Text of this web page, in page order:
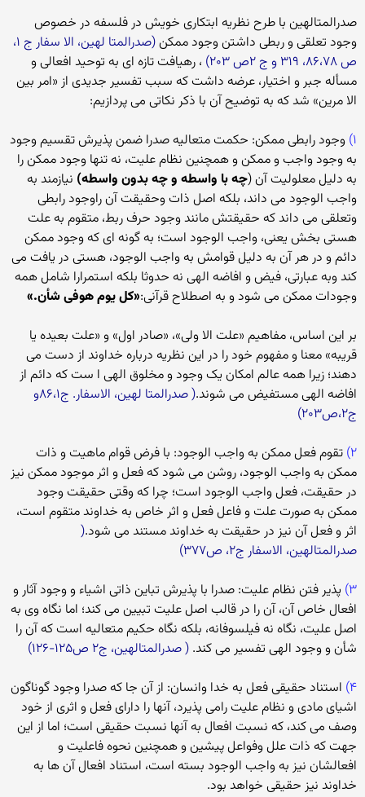
صدرالمتالهین با طرح نظریه ابتکاری خویش در فلسفه در خصوص
وجود تعلقی و ربطی داشتن وجود ممکن
(صدرالمتا لهین، الا سفار ج ۱،
ص ۸۶،۷۸، ۳۱۹ و ج ۲ص ۲۰۳)
، رهیافت تازه ای به توحید افعالی و
مسأله جبر و اختیار، عرضه داشت که سبب تفسیر جدیدی از «امر بین
الا مرین» شد که به توضیح آن با ذکر نکاتی می پردازیم:
۱) وجود رابطی ممکن: حکمت متعالیه صدرا ضمن پذیرش تقسیم وجود
به وجود واجب و ممکن و همچنین نظام علیت، نه تنها وجود ممکن را
به دلیل معلولیت آن (چه با واسطه و چه بدون واسطه) نیازمند به
واجب الوجود می داند، بلکه اصل ذات وحقیقت آن راوجود رابطی
وتعلقی می داند که حقیقتش مانند وجود حرف ربط، متقوم به علت
هستی بخش یعنی، واجب الوجود است؛ به گونه ای که وجود ممکن
دائم و در هر آن به دلیل قوامش به واجب الوجود، هستی در یافت می
کند وبه عبارتی، فیض و افاضه الهی نه حدوثا بلکه استمرارا شامل همه
وجودات ممکن می شود و به اصطلاح قرآنی:«کل یوم هوفی شأن.»
بر این اساس، مفاهیم «علت الا ولی»، «صادر اول» و «علت بعیده یا
قریبه» معنا و مفهوم خود را در این نظریه درباره خداوند از دست می
دهند؛ زیرا همه عالم امکان یک وجود و مخلوق الهی ا ست که دائم از
افاضه الهی مستفیض می شوند.
( صدرالمتا لهین، الاسفار. ج۸۶،۱و
ج۲،ص۲۰۳)
۲) تقوم فعل ممکن به واجب الوجود: با فرض قوام ماهیت و ذات
ممکن به واجب الوجود، روشن می شود که فعل و اثر موجود ممکن نیز
در حقیقت، فعل واجب الوجود است؛ چرا که وقتی حقیقت وجود
ممکن به صورت علت و فاعل فعل و اثر خاص به خداوند متقوم است،
اثر و فعل آن نیز در حقیقت به خداوند مستند می شود.(
صدرالمتالهین، الاسفار ج۲، ص۳۷۷)
۳) پذیر فتن نظام علیت: صدرا با پذیرش تباین ذاتی اشیاء و وجود آثار و
افعال خاص آن، آن را در قالب اصل علیت تبیین می کند؛ اما نگاه وی به
اصل علیت، نگاه نه فیلسوفانه، بلکه نگاه حکیم متعالیه است که آن را
شأن و وجود الهی تفسیر می کند. ( صدرالمتالهین، ج۲ ص۱۲۵-۱۲۶)
۴) استناد حقیقی فعل به خدا وانسان: از آن جا که صدرا وجود گوناگون
اشیای مادی و نظام علیت رامی پذیرد، آنها را دارای فعل و اثری از خود
وصف می کند، که نسبت افعال به آنها نسبت حقیقی است؛ اما از این
جهت که ذات علل وفواعل پیشین و همچنین نحوه فاعلیت و
افعالشان نیز به واجب الوجود بسته است، استناد افعال آن ها به
خداوند نیز حقیقی خواهد بود.